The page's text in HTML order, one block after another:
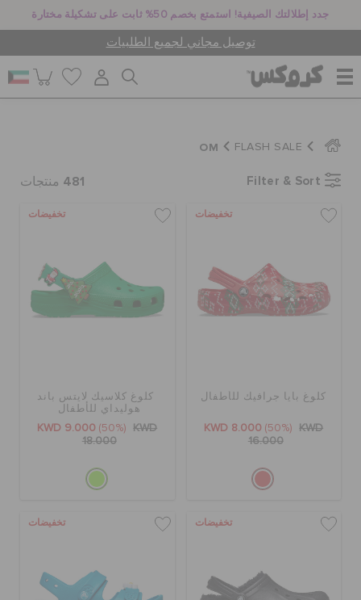
جدد إطلالتك الصيفية! استمتع بخصم 50% ثابت على تشكيلة مختارة
توصيل مجاني لجميع الطلبيات
للرجال
جيبيتز تشارمز
تسجيل الدخول / اشتراك
قائمة الامنيات
FLASH SALE
OM
Filter & Sort
481 منتجات
تخفيضات
كلوغ بايا جرافيك للأطفال
KWD 8.000 (50%)
KWD
16.000
تخفيضات
كلوغ كلاسيك لايتس باند
هوليداي للأطفال
KWD 9.000 (50%)
KWD
18.000
تخفيضات تخفيضات